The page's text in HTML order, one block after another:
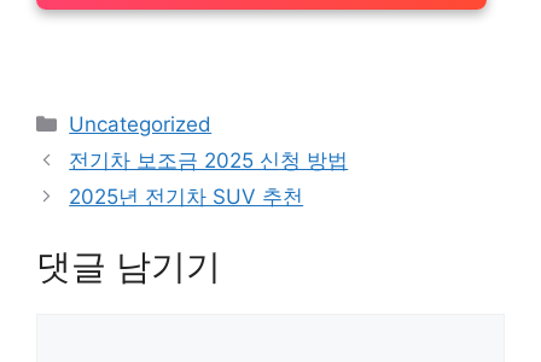
카
테
리
Uncategorized
전기차 보조금 2025 신청 방법
2025년 전기차 SUV 추천
댓글 남기기